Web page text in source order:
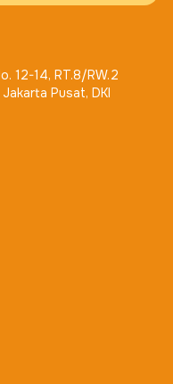
12-14, RT.8/RW.2
Pusat, DKI